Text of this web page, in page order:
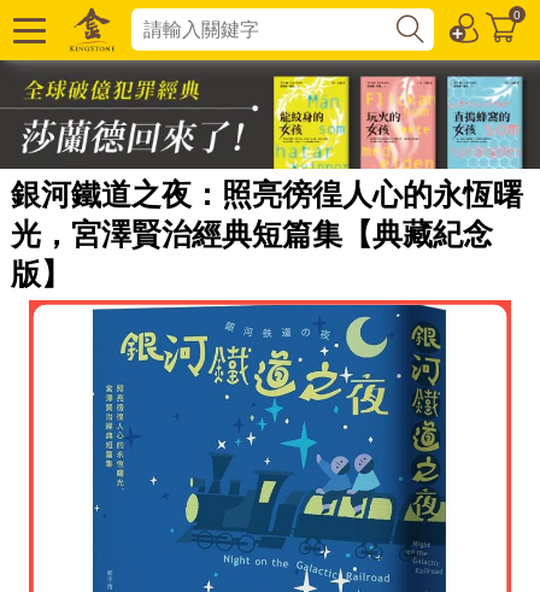
0
銀河鐵道之夜：照亮徬徨人心的永恆曙
光，宮澤賢治經典短篇集【典藏紀念
版】